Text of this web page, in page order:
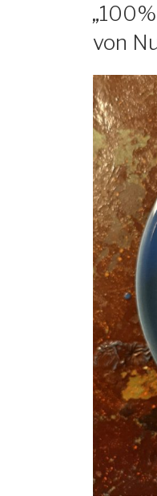
von